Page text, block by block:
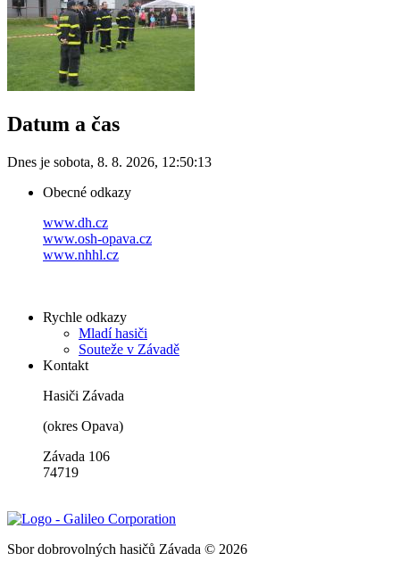
Datum a čas
Dnes je sobota, 8. 8. 2026, 12:50:13
Obecné odkazy
www.dh.cz
www.osh-opava.cz
www.nhhl.cz
Rychle odkazy
Mladí hasiči
Souteže v Závadě
Kontakt
Hasiči Závada
(okres Opava)
Závada 106
74719
Sbor dobrovolných hasičů Závada © 2026